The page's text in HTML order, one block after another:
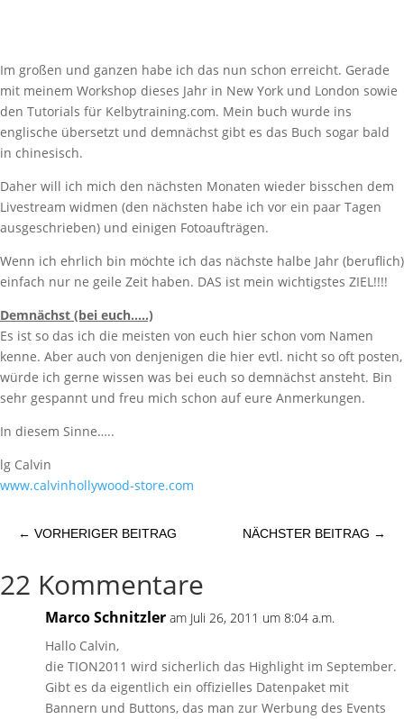
Im großen und ganzen habe ich das nun schon erreicht. Gerade
mit meinem Workshop dieses Jahr in New York und London sowie
den Tutorials für Kelbytraining.com. Mein buch wurde ins
englische übersetzt und demnächst gibt es das Buch sogar bald
in chinesisch.
Daher will ich mich den nächsten Monaten wieder bisschen dem
Livestream widmen (den nächsten habe ich vor ein paar Tagen
ausgeschrieben) und einigen Fotoaufträgen.
Wenn ich ehrlich bin möchte ich das nächste halbe Jahr (beruflich)
einfach nur ne geile Zeit haben. DAS ist mein wichtigstes ZIEL!!!!
Demnächst (bei euch…..)
Es ist so das ich die meisten von euch hier schon vom Namen
kenne. Aber auch von denjenigen die hier evtl. nicht so oft posten,
würde ich gerne wissen was bei euch so demnächst ansteht. Bin
sehr gespannt und freu mich schon auf eure Anmerkungen.
In diesem Sinne…..
lg Calvin
www.calvinhollywood-store.com
← VORHERIGER BEITRAG NÄCHSTER BEITRAG →
22 Kommentare
Marco Schnitzler am Juli 26, 2011 um 8:04 a.m.
Hallo Calvin,
die TION2011 wird sicherlich das Highlight im September.
Gibt es da eigentlich ein offizielles Datenpaket mit
Bannern und Buttons, das man zur Werbung des Events